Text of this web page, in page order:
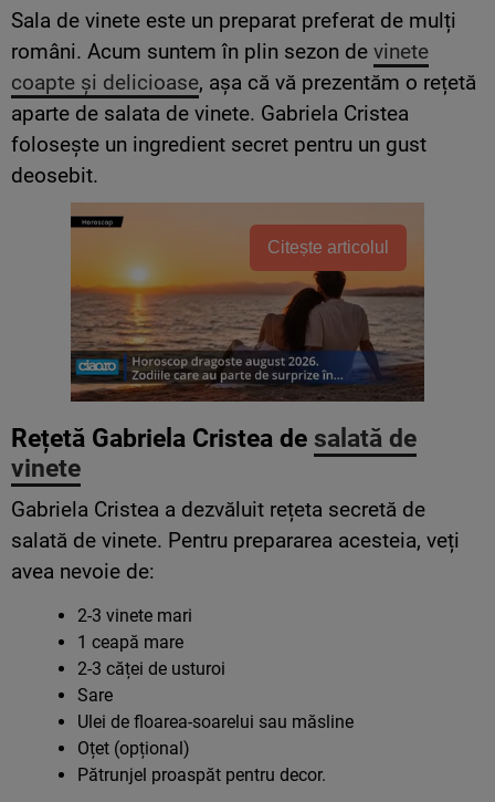
Sala de vinete este un preparat preferat de mulți
români. Acum suntem în plin sezon de vinete
coapte și delicioase, așa că vă prezentăm o rețetă
aparte de salata de vinete. Gabriela Cristea
folosește un ingredient secret pentru un gust
deosebit.
Citește articolul
Rețetă Gabriela Cristea de salată de
vinete
Gabriela Cristea a dezvăluit rețeta secretă de
salată de vinete. Pentru prepararea acesteia, veți
avea nevoie de:
2-3 vinete mari
1 ceapă mare
2-3 căței de usturoi
Sare
Ulei de floarea-soarelui sau măsline
Oțet (opțional)
Pătrunjel proaspăt pentru decor.